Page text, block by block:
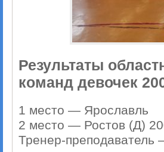
Результаты
команд девочек
1 место — Ярославль
2 место — Ростов (Д)
Тренер-преподаватель